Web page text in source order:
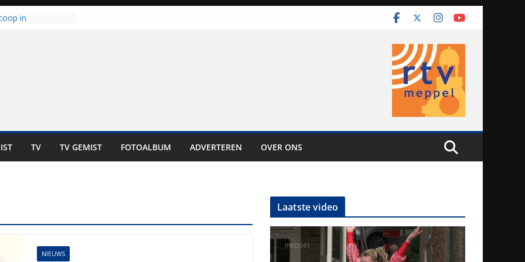
in
niet in geld uit te
warme dagen
Mokum
TV TV GEMIST FOTOALBUM ADVERTEREN OVER ONS
NIEUWS
Laatste video